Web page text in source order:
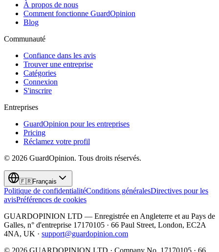
À propos de nous
Comment fonctionne GuardOpinion
Blog
Communauté
Confiance dans les avis
Trouver une entreprise
Catégories
Connexion
S'inscrire
Entreprises
GuardOpinion pour les entreprises
Pricing
Réclamez votre profil
© 2026 GuardOpinion. Tous droits réservés.
🇫🇷Français
Politique de confidentialitéConditions généralesDirectives pour les
avisPréférences de cookies
GUARDOPINION LTD — Enregistrée en Angleterre et au Pays de
Galles, n° d'entreprise 17170105 · 66 Paul Street, London, EC2A
4NA, UK · support@guardopinion.com